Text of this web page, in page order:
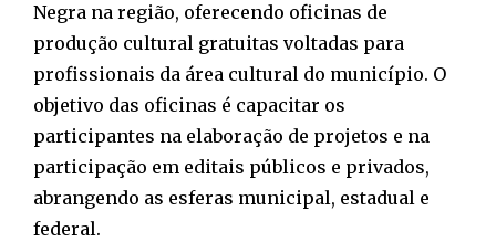
Negra na região, oferecendo oficinas de
produção cultural gratuitas voltadas para
profissionais da área cultural do município. O
objetivo das oficinas é capacitar os
participantes na elaboração de projetos e na
participação em editais públicos e privados,
abrangendo as esferas municipal, estadual e
federal.